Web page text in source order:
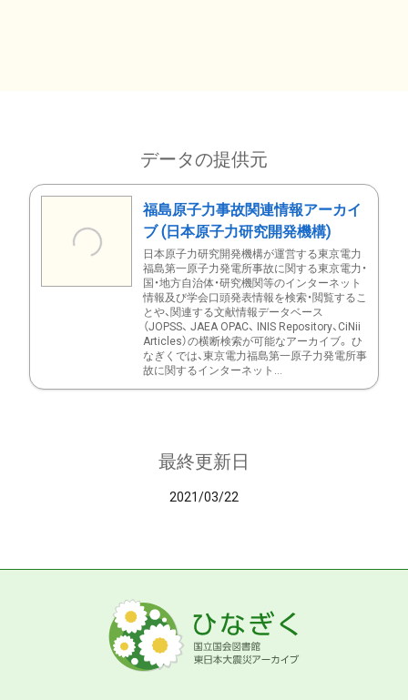
データの提供元
福島原子力事故関連情報アーカイ
ブ (日本原子力研究開発機構)
日本原子力研究開発機構が運営する東京電力
福島第一原子力発電所事故に関する東京電力・
国・地方自治体・研究機関等のインターネット
情報及び学会口頭発表情報を検索・閲覧するこ
とや、関連する文献情報データベース
（JOPSS、 JAEA OPAC、 INIS Repository、CiNii
Articles）の横断検索が可能なアーカイブ。 ひ
なぎくでは、東京電力福島第一原子力発電所事
故に関するインターネット...
最終更新日
2021/03/22